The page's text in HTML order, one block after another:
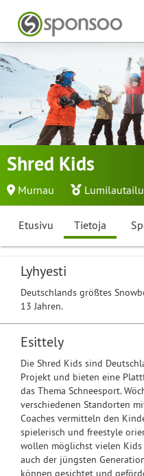
Shred Kids
Murnau Lumilautailu
Etusivu Tietoja
Lyhyesti
Deutschlands größtes
13 Jahren.
Esittely
Die Shred Kids sind
Projekt und bieten eine
das Thema Schneesport.
verschiedenen Standorten
Coaches vermitteln den
spielerisch und freestyle
wollen möglichst vielen Kids
auch der jüngsten
können gesichtet und